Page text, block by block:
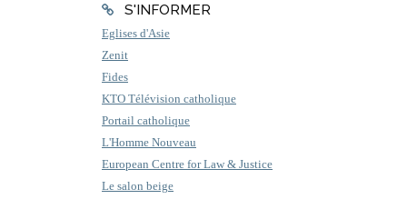
S'INFORMER
Eglises d'Asie
Zenit
Fides
KTO Télévision catholique
Portail catholique
L'Homme Nouveau
European Centre for Law & Justice
Le salon beige